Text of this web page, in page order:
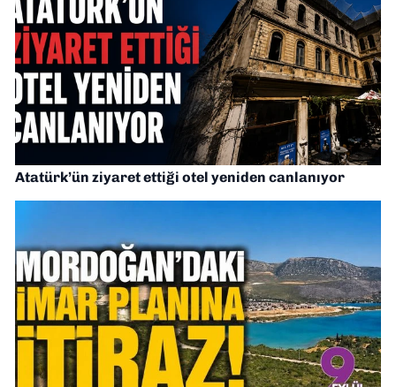
Atatürk’ün ziyaret ettiği otel yeniden canlanıyor